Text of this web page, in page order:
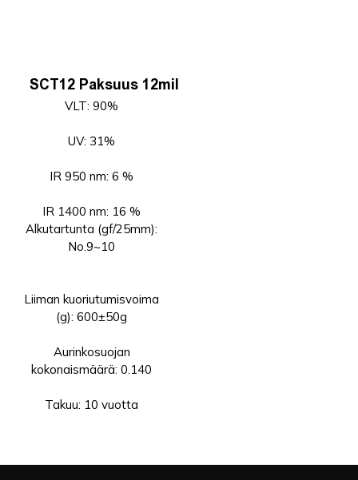
SCT12 Paksuus 12mil
VLT: 90%
UV: 31%
IR 950 nm: 6 %
IR 1400 nm: 16 %
Alkutartunta (gf/25mm):
No.9~10
Liiman kuoriutumisvoima
(g): 600±50g
Aurinkosuojan
kokonaismäärä: 0.140
Takuu: 10 vuotta